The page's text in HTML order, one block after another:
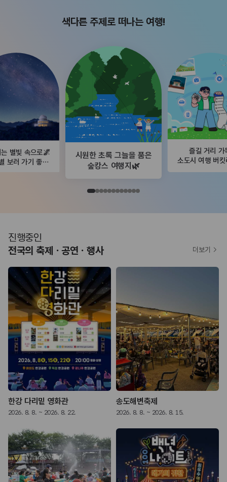
색다른 주제로 떠나는 여행!
별빛 속으로🌌
보러 가기 좋은
시원한 초록 그늘을 품은
숲캉스 여행지🌿
즐길 거리 가
소도시 여행 버킷
진행중인
전국의 축제ㆍ공연ㆍ행사
한강 다리밑 영화관
2026. 8. 8. ~ 2026. 8. 22.
송도해변축제
2026. 8. 8. ~ 2026. 8. 15.
더보기